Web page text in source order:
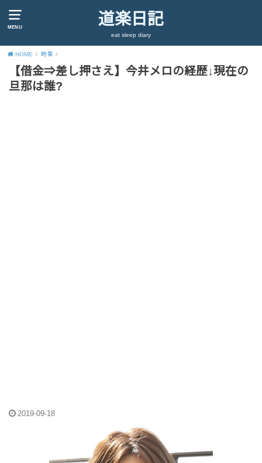
MENU 道楽日記
eat sleep diary
HOME 時事
【借金⇒差し押さえ】今井メロの経歴↓現在の
旦那は誰?
2019-09-18